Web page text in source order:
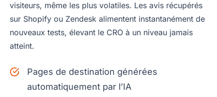
visiteurs, même les plus volatiles. Les avis récupérés
sur Shopify ou Zendesk alimentent instantanément de
nouveaux tests, élevant le CRO à un niveau jamais
atteint.
Pages de destination générées
automatiquement par l’IA